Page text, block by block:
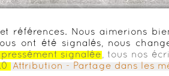
références. Nous aimerions
ont été signalés, nous
signalée , tous nos
Attribution - Partage dans les